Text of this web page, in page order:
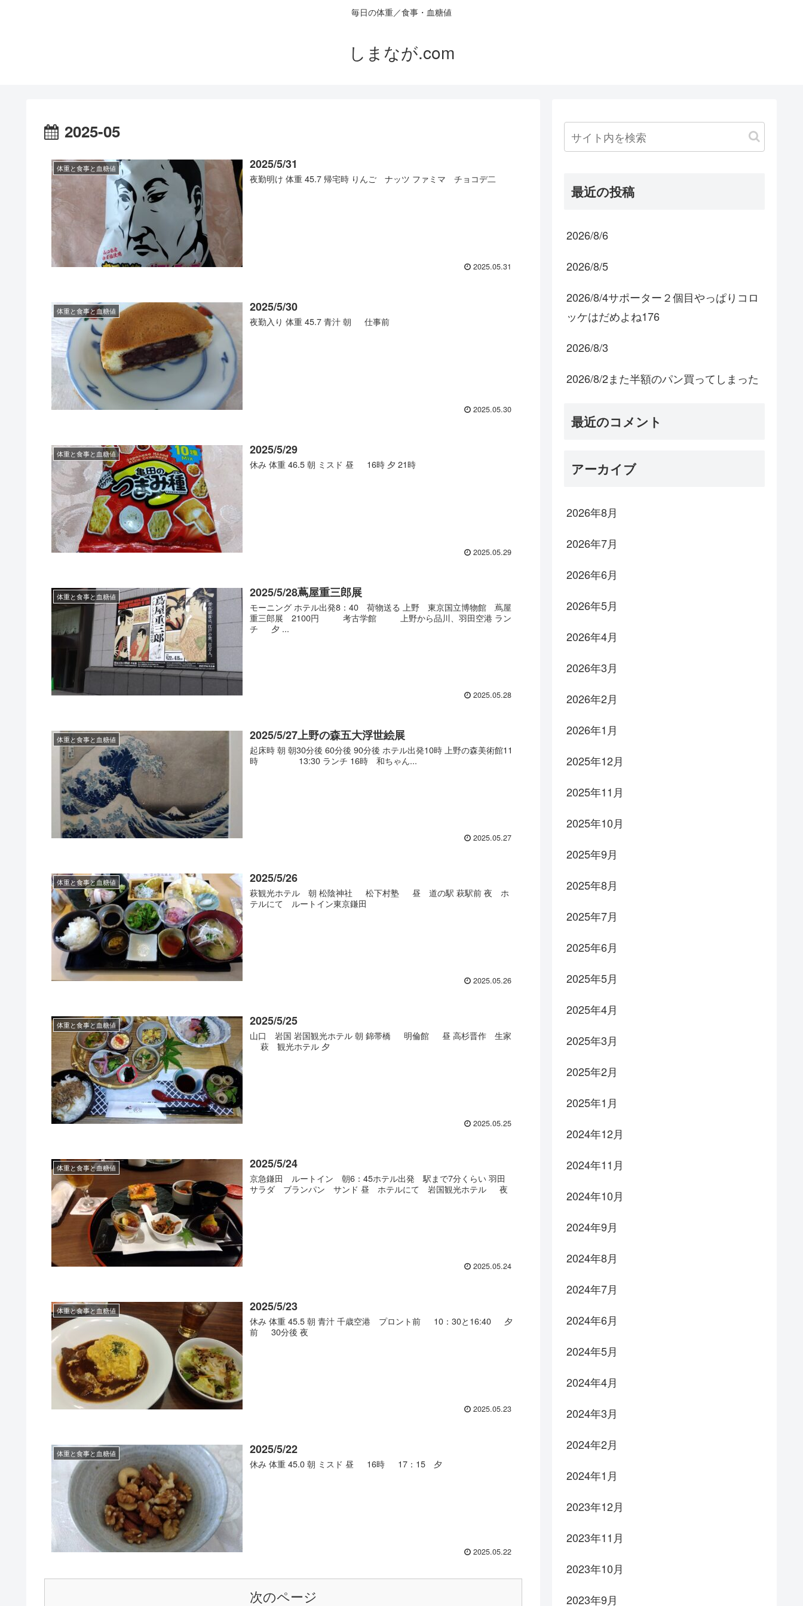
毎日の体重／食事・血糖値
しまなが.com
2025-05
体重と食事と血糖値 2025/5/31
夜勤明け 体重 45.7 帰宅時 りんご ナッツ ファミマ チョコデ二
2025.05.31
体重と食事と血糖値 2025/5/30
夜勤入り 体重 45.7 青汁 朝 仕事前
2025.05.30
体重と食事と血糖値 2025/5/29
休み 体重 46.5 朝 ミスド 昼 16時 夕 21時
2025.05.29
体重と食事と血糖値 2025/5/28蔦屋重三郎展
モーニング ホテル出発8：40 荷物送る 上野 東京国立博物館 蔦屋
重三郎展 2100円 考古学館 上野から品川、羽田空港 ラン
チ 夕 ...
2025.05.28
体重と食事と血糖値 2025/5/27上野の森五大浮世絵展
起床時 朝 朝30分後 60分後 90分後 ホテル出発10時 上野の森美術館11
時 13:30 ランチ 16時 和ちゃん...
2025.05.27
体重と食事と血糖値 2025/5/26
萩観光ホテル 朝 松陰神社 松下村塾 昼 道の駅 萩駅前 夜 ホ
テルにて ルートイン東京鎌田
2025.05.26
体重と食事と血糖値 2025/5/25
山口 岩国 岩国観光ホテル 朝 錦帯橋 明倫館 昼 高杉晋作 生家
萩 観光ホテル 夕
2025.05.25
体重と食事と血糖値 2025/5/24
京急鎌田 ルートイン 朝6：45ホテル出発 駅まで7分くらい 羽田
サラダ ブランパン サンド 昼 ホテルにて 岩国観光ホテル 夜
2025.05.24
体重と食事と血糖値 2025/5/23
休み 体重 45.5 朝 青汁 千歳空港 プロント前 10：30と16:40 夕
前 30分後 夜
2025.05.23
体重と食事と血糖値 2025/5/22
休み 体重 45.0 朝 ミスド 昼 16時 17：15 夕
2025.05.22
次のページ
最近の投稿
2026/8/6
2026/8/5
2026/8/4サポーター２個目やっぱりコロ
ッケはだめよね176
2026/8/3
2026/8/2また半額のパン買ってしまった
最近のコメント
アーカイブ
2026年8月
2026年7月
2026年6月
2026年5月
2026年4月
2026年3月
2026年2月
2026年1月
2025年12月
2025年11月
2025年10月
2025年9月
2025年8月
2025年7月
2025年6月
2025年5月
2025年4月
2025年3月
2025年2月
2025年1月
2024年12月
2024年11月
2024年10月
2024年9月
2024年8月
2024年7月
2024年6月
2024年5月
2024年4月
2024年3月
2024年2月
2024年1月
2023年12月
2023年11月
2023年10月
2023年9月